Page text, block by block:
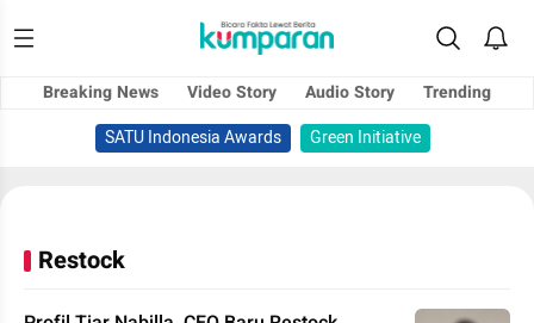
Breaking News Video Story Audio Story
Trending
SATU Indonesia Awards
Green Initiative
Restock